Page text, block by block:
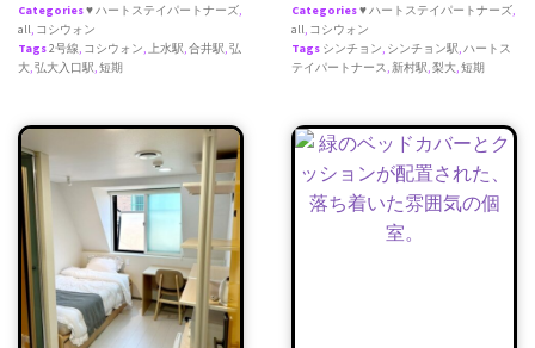
Categories♥ ハートステイパートナーズ,
all, コシウォン
Tags2号線, コシウォン, 上水駅,合井駅,弘
大,弘大入口駅,短期
Categories♥ ハートステイパートナーズ,
all, コシウォン
Tags シンチョン, シンチョン駅,ハートス
テイパートナース,新村駅,梨大,短期